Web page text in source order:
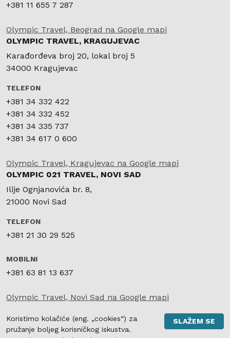
+381 11 655 7 287
Olympic Travel, Beograd na Google mapi
OLYMPIC TRAVEL, KRAGUJEVAC
Karađorđeva broj 20, lokal broj 5
34000 Kragujevac
TELEFON
+381 34 332 422
+381 34 332 452
+381 34 335 737
+381 34 617 0 600
Olympic Travel, Kragujevac na Google mapi
OLYMPIC 021 TRAVEL, NOVI SAD
Ilije Ognjanovića br. 8,
21000 Novi Sad
TELEFON
+381 21 30 29 525
MOBILNI
+381 63 81 13 637
Olympic Travel, Novi Sad na Google mapi
SIGURNO I BRZO KARTIČNO PLAĆANJE
Koristimo kolačiće (eng. „cookies“) za
pružanje boljeg korisničkog iskustva.
SLAŽEM SE